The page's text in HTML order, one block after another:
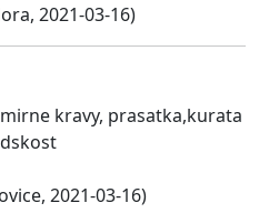
2021-03-16)
kravy, prasatka,kurata
2021-03-16)